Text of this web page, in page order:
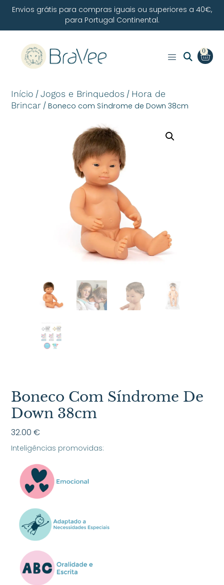
Envios grátis para compras iguais ou superiores a 40€,
para Portugal Continental.
0
Início /Jogos e Brinquedos / Hora de
Brincar / Boneco com Síndrome de Down 38cm
Boneco Com Síndrome De
Down 38cm
32.00€
Inteligências promovidas: